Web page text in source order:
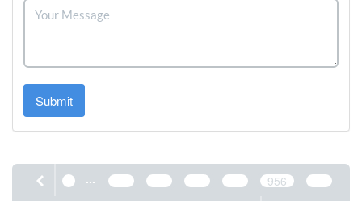
Submit
1 ... 952 953 954 955 956
957